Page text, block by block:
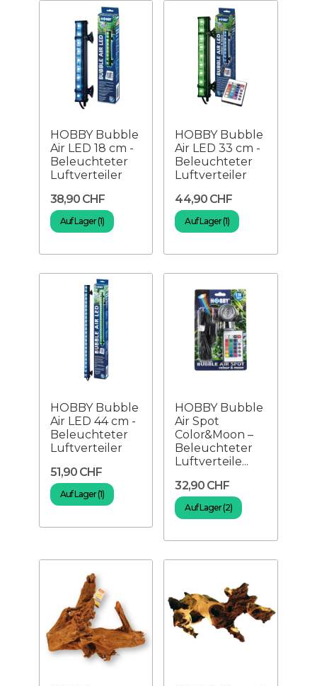
HOBBY Bubble
Air LED 18 cm -
Beleuchteter
Luftverteiler
38,90 CHF
Auf Lager (1)
HOBBY Bubble
Air LED 33 cm -
Beleuchteter
Luftverteiler
44,90 CHF
Auf Lager (1)
HOBBY Bubble
Air LED 44 cm -
Beleuchteter
Luftverteiler
51,90 CHF
Auf Lager (1)
HOBBY Bubble
Air Spot
Color&Moon –
Beleuchteter
Luftverteile...
32,90 CHF
Auf Lager (2)